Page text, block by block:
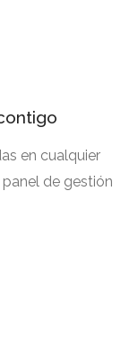
en cualquier
de gestión